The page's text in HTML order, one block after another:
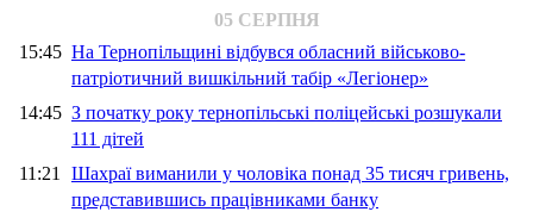
05 СЕРПНЯ
15:45 На Тернопільщині відбувся обласний військово-
патріотичний вишкільний табір «Легіонер»
14:45 З початку року тернопільські поліцейські розшукали
111 дітей
11:21 Шахраї виманили у чоловіка понад 35 тисяч гривень,
представившись працівниками банку